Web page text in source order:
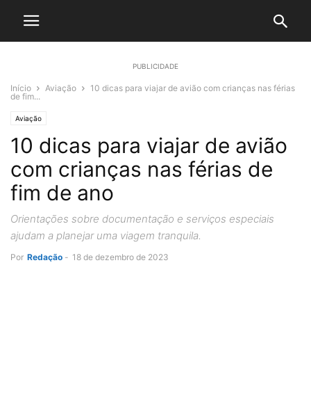
PUBLICIDADE
Início Aviação
10 dicas para viajar de avião com crianças nas férias
de fim...
Aviação
10 dicas para viajar de avião
com crianças nas férias de
fim de ano
Orientações sobre documentação e serviços especiais
ajudam a planejar uma viagem tranquila.
Por Redação - 18 de dezembro de 2023